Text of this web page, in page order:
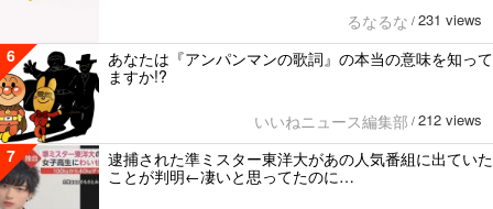
るなるな / 231 views
6
あなたは『アンパンマンの歌詞』の本当の意味を知って
ますか!?
いいねニュース編集部 / 212 views
7
逮捕された準ミスター東洋大があの人気番組に出ていた
ことが判明←凄いと思ってたのに…